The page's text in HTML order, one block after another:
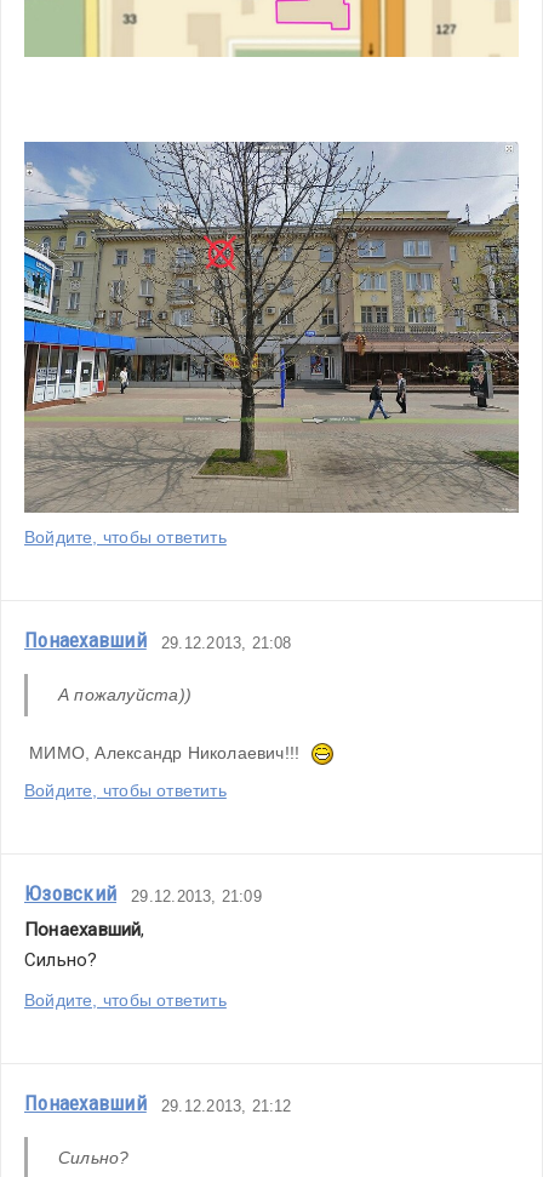
Войдите, чтобы ответить
Понаехавший 29.12.2013, 21:08
А пожалуйста))
МИМО, Александр Николаевич!!!
Войдите, чтобы ответить
Юзовский 29.12.2013, 21:09
Понаехавший,
Сильно?
Войдите, чтобы ответить
Понаехавший 29.12.2013, 21:12
Сильно?